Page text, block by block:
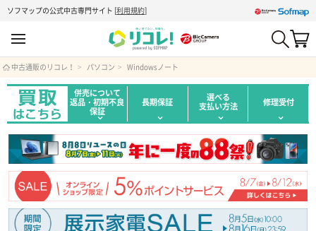
ソフマップの公式中古専門サイト [利用規約]
中古通販のリコレ！ パソコン Windowsノート
併売について
返品・初期不良
保証
長期保証 選べる
支払い方法 修理受付